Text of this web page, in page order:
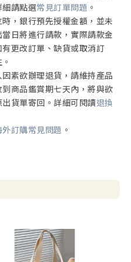
請點選常見訂單問題 。
，銀行預先授權金額，並未
日將進行請款，實際請款金
更改訂單、缺貨或取消訂
素欲辦理退貨，請維持產品
商品鑑賞期七天內，將與欲
貨單寄回。詳細可閱讀退換
外訂購常見問題 。